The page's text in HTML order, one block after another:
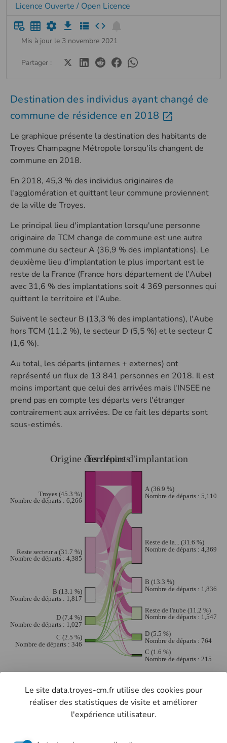
Licence Ouverte / Open Licence
Mis à jour le 3 novembre 2021
Partager :
Destination des individus ayant changé de
commune de résidence en 2018
Le graphique présente la destination des habitants de
Troyes Champagne Métropole lorsqu'ils changent de
commune en 2018.
En 2018, 45,3 % des individus originaires de
l'agglomération et quittant leur commune proviennent
de la ville de Troyes.
Le principal lieu d'implantation lorsqu'une personne
originaire de TCM change de commune est une autre
commune du secteur A (36,9 % des implantations). Le
deuxième lieu d'implantation le plus important est le
reste de la France (France hors département de l'Aube)
avec 31,6 % des implantations soit 4 369 personnes qui
quittent le territoire et l'Aube.
Suivent le secteur B (13,3 % des implantations), l'Aube
hors TCM (11,2 %), le secteur D (5,5 %) et le secteur C
(1,6 %).
Au total, les départs (internes + externes) ont
représenté un flux de 13 841 personnes en 2018. Il est
moins important que celui des arrivées mais l'INSEE ne
prend pas en compte les départs vers l'étranger
contrairement aux arrivées. De ce fait les départs sont
sous-estimés.
retourner à la liste
Le site data.troyes-cm.fr utilise des cookies pour
réaliser des statistiques de visite et améliorer
l'expérience utilisateur.